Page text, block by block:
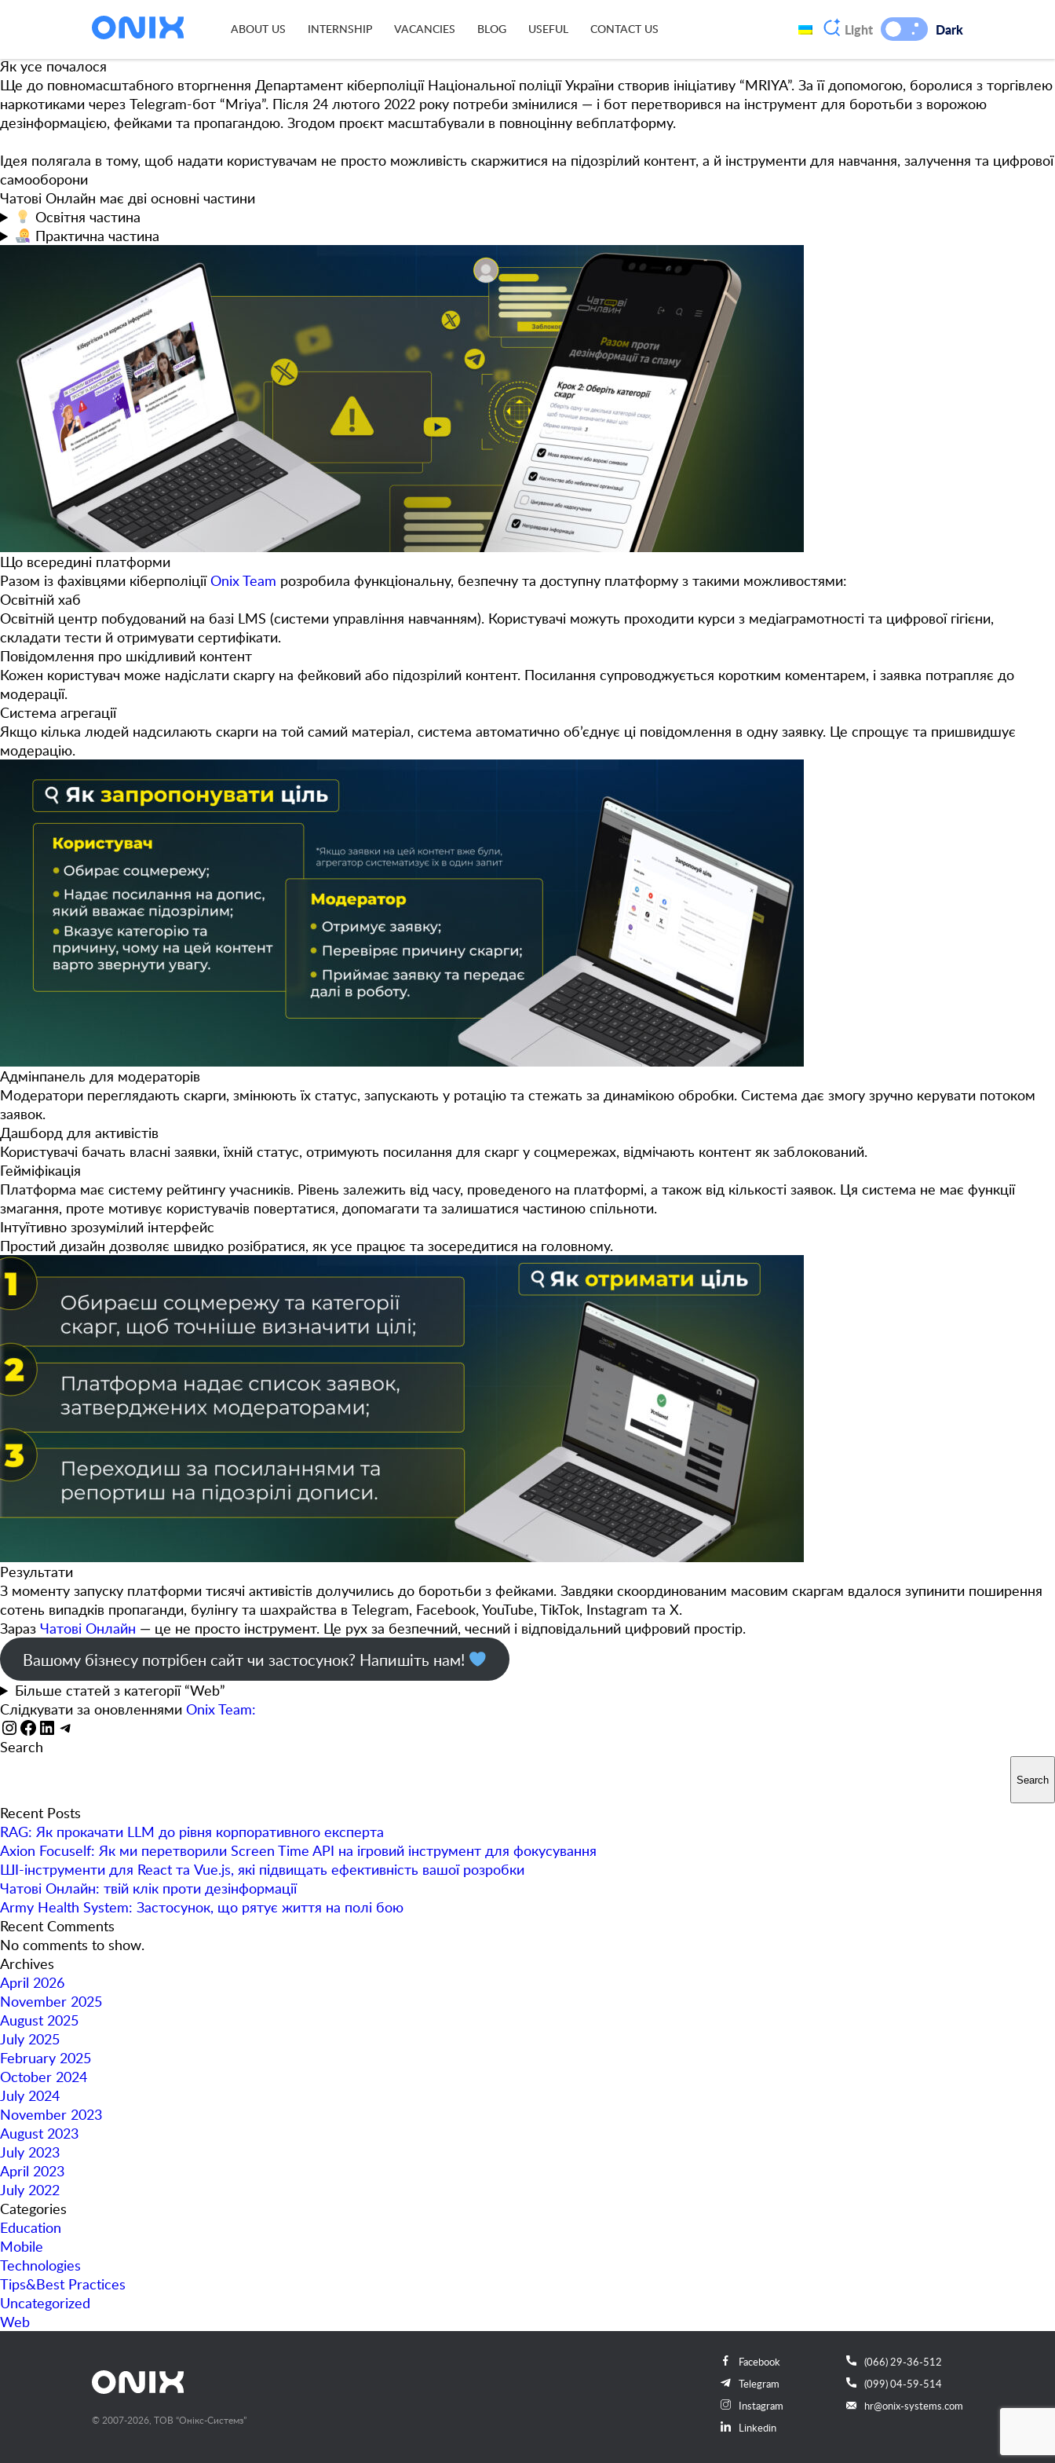
ABOUT US INTERNSHIP VACANCIES BLOG USEFUL CONTACT US Light Dark
Чатові Онлайн— платформа, яка допомагає боротися з фейками, кібербулінгом і шкідливим контентом у соцмережах. Це частина цифрової екосистеми
Як усе почалося
Ще до повномасштабного вторгнення Департамент кіберполіції Національної поліції України створив ініціативу “MRIYA”. За її допомогою, боролися з торгівлею
наркотиками через Telegram-бот “Mriya”. Після 24 лютого 2022 року потреби змінилися — і бот перетворився на інструмент для боротьби з ворожою
дезінформацією, фейками та пропагандою. Згодом проєкт масштабували в повноцінну вебплатформу.
Ідея полягала в тому, щоб надати користувачам не просто можливість скаржитися на підозрілий контент, а й інструменти для навчання, залучення та цифрової
самооборони
Чатові Онлайн має дві основні частини
Освітня частина
Практична частина
Що всередині платформи
Разом із фахівцями кіберполіціїOnix Team розробила функціональну, безпечну та доступну платформу з такими можливостями:
Освітній хаб
Освітній центр побудований на базі LMS (системи управління навчанням). Користувачі можуть проходити курси з медіаграмотності та цифрової гігієни,
складати тести й отримувати сертифікати.
Повідомлення про шкідливий контент
Кожен користувач може надіслати скаргу на фейковий або підозрілий контент. Посилання супроводжується коротким коментарем, і заявка потрапляє до
модерації.
Система агрегації
Якщо кілька людей надсилають скарги на той самий матеріал, система автоматично об’єднує ці повідомлення в одну заявку. Це спрощує та пришвидшує
модерацію.
Адмінпанель для модераторів
Модератори переглядають скарги, змінюють їх статус, запускають у ротацію та стежать за динамікою обробки. Система дає змогу зручно керувати потоком
заявок.
Дашборд для активістів
Користувачі бачать власні заявки, їхній статус, отримують посилання для скарг у соцмережах, відмічають контент як заблокований.
Гейміфікація
Платформа має систему рейтингу учасників. Рівень залежить від часу, проведеного на платформі, а також від кількості заявок. Ця система не має функції
змагання, проте мотивує користувачів повертатися, допомагати та залишатися частиною спільноти.
Інтуїтивно зрозумілий інтерфейс
Простий дизайн дозволяє швидко розібратися, як усе працює та зосередитися на головному.
Результати
З моменту запуску платформи тисячі активістів долучились до боротьби з фейками. Завдяки скоординованим масовим скаргам вдалося зупинити поширення
сотень випадків пропаганди, булінгу та шахрайства в Telegram, Facebook, YouTube, TikTok, Instagram та X.
Зараз Чатові Онлайн — це не просто інструмент. Це рух за безпечний, чесний і відповідальний цифровий простір.
Вашому бізнесу потрібен сайт чи застосунок? Напишіть нам!
Більше статей з категорії “Web”
Слідкувати за оновленнями Onix Team:
Instagram
Facebook
LinkedIn
Telegram
Search
Search
Recent Posts
RAG: Як прокачати LLM до рівня корпоративного експерта
Axion Focuself: Як ми перетворили Screen Time API на ігровий інструмент для фокусування
ШІ-інструменти для React та Vue.js, які підвищать ефективність вашої розробки
Чатові Онлайн: твій клік проти дезінформації
Army Health System: Застосунок, що рятує життя на полі бою
Recent Comments
No comments to show.
Archives
April 2026
November 2025
August 2025
July 2025
February 2025
October 2024
July 2024
November 2023
August 2023
July 2023
April 2023
July 2022
Categories
Education
Mobile
Technologies
Tips&Best Practices
Uncategorized
Web
© 2007-2026, ТОВ “Онiкс-Системз”
Facebook
Telegram
Instagram
Linkedin
(066) 29-36-512
(099) 04-59-514
hr@onix-systems.com